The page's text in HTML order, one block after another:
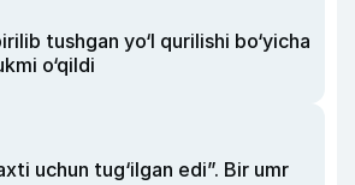
tushgan yo‘l qurilishi bo‘yicha
o‘qildi
uchun tug‘ilgan edi”. Bir umr